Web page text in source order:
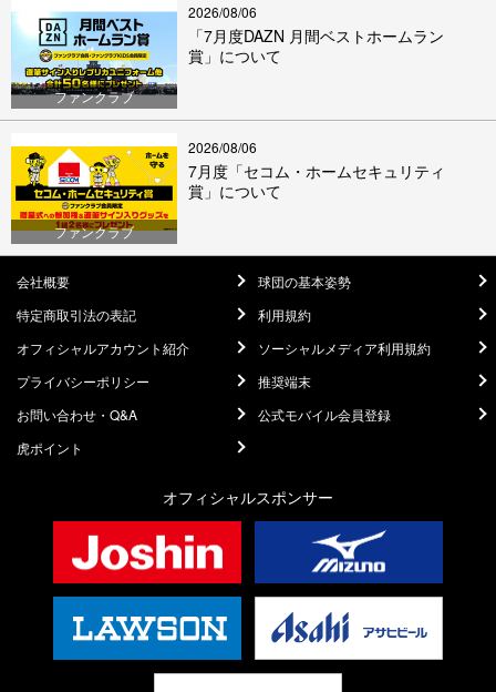
ファンクラブ
2026/08/06
「7月度DAZN 月間ベストホームラン
賞」について
ファンクラブ
2026/08/06
7月度「セコム・ホームセキュリティ
賞」について
会社概要
球団の基本姿勢
特定商取引法の表記
利用規約
オフィシャルアカウント紹介
ソーシャルメディア利用規約
プライバシーポリシー
推奨端末
お問い合わせ・Q&A
公式モバイル会員登録
虎ポイント
オフィシャルスポンサー